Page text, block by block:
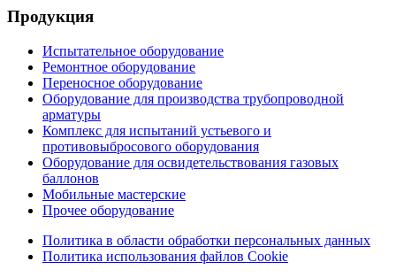
Продукция
Испытательное оборудование
Ремонтное оборудование
Переносное оборудование
Оборудование для производства трубопроводной
арматуры
Комплекс для испытаний устьевого и
противовыбросового оборудования
Оборудование для освидетельствования газовых
баллонов
Мобильные мастерские
Прочее оборудование
Политика в области обработки персональных данных
Политика использования файлов Cookie